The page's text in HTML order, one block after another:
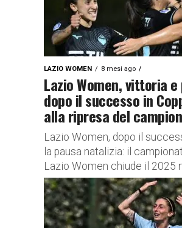
LAZIO WOMEN 8 mesi ago
Lazio Women, vittoria
dopo il successo in
alla ripresa del
Lazio Women, dopo il
la pausa natalizia: il
Lazio Women chiude il 2025